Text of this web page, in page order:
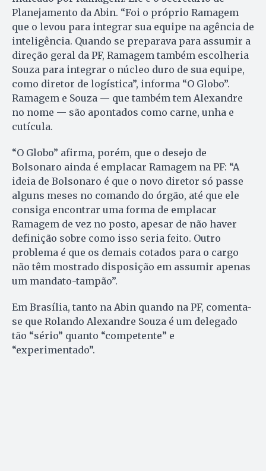
Planejamento da Abin. “Foi o próprio Ramagem
que o levou para integrar sua equipe na agência de
inteligência. Quando se preparava para assumir a
direção geral da PF, Ramagem também escolheria
Souza para integrar o núcleo duro de sua equipe,
como diretor de logística”, informa “O Globo”.
Ramagem e Souza — que também tem Alexandre
no nome — são apontados como carne, unha e
cutícula.
“O Globo” afirma, porém, que o desejo de
Bolsonaro ainda é emplacar Ramagem na PF: “A
ideia de Bolsonaro é que o novo diretor só passe
alguns meses no comando do órgão, até que ele
consiga encontrar uma forma de emplacar
Ramagem de vez no posto, apesar de não haver
definição sobre como isso seria feito. Outro
problema é que os demais cotados para o cargo
não têm mostrado disposição em assumir apenas
um mandato-tampão”.
Em Brasília, tanto na Abin quando na PF, comenta-
se que Rolando Alexandre Souza é um delegado
tão “sério” quanto “competente” e
“experimentado”.